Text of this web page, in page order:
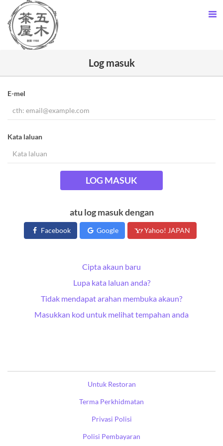
Log masuk
E-mel
Kata laluan
LOG MASUK
atu log masuk dengan
Facebook Google Yahoo! JAPAN
Cipta akaun baru
Lupa kata laluan anda?
Tidak mendapat arahan membuka akaun?
Masukkan kod untuk melihat tempahan anda
Untuk Restoran
Terma Perkhidmatan
Privasi Polisi
Polisi Pembayaran